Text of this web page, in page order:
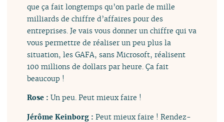
que ça fait longtemps qu’on parle de mille
milliards de chiffre d’affaires pour des
entreprises. Je vais vous donner un chiffre qui va
vous permettre de réaliser un peu plus la
situation, les GAFA, sans Microsoft, réalisent
100 millions de dollars par heure. Ça fait
beaucoup !
Rose :Un peu. Peut mieux faire !
Jérôme Keinborg :Peut mieux faire ! Rendez-